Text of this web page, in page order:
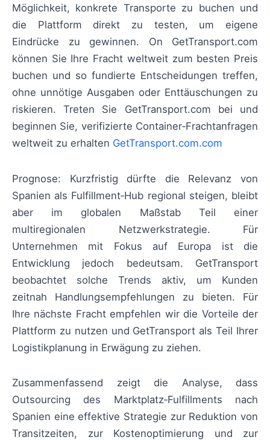
Möglichkeit, konkrete Transporte zu buchen und
die Plattform direkt zu testen, um eigene
Eindrücke zu gewinnen. On GetTransport.com
können Sie Ihre Fracht weltweit zum besten Preis
buchen und so fundierte Entscheidungen treffen,
ohne unnötige Ausgaben oder Enttäuschungen zu
riskieren. Treten Sie GetTransport.com bei und
beginnen Sie, verifizierte Container‑Frachtanfragen
weltweit zu erhalten GetTransport.com.com
Prognose: Kurzfristig dürfte die Relevanz von
Spanien als Fulfillment‑Hub regional steigen, bleibt
aber im globalen Maßstab Teil einer
multiregionalen Netzwerkstrategie. Für
Unternehmen mit Fokus auf Europa ist die
Entwicklung jedoch bedeutsam. GetTransport
beobachtet solche Trends aktiv, um Kunden
zeitnah Handlungsempfehlungen zu bieten. Für
Ihre nächste Fracht empfehlen wir die Vorteile der
Plattform zu nutzen und GetTransport als Teil Ihrer
Logistikplanung in Erwägung zu ziehen.
Zusammenfassend zeigt die Analyse, dass
Outsourcing des Marktplatz‑Fulfillments nach
Spanien eine effektive Strategie zur Reduktion von
Transitzeiten, zur Kostenoptimierung und zur